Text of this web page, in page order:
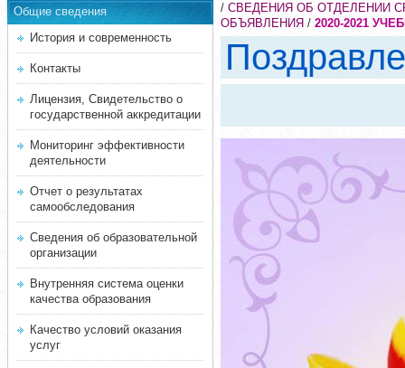
Общие сведения
История и современность
Контакты
Лицензия, Свидетельство о
государственной аккредитации
Мониторинг эффективности
деятельности
Отчет о результатах
самообследования
Сведения об образовательной
организации
Внутренняя система оценки
качества образования
Качество условий оказания
услуг
/ СВЕДЕНИЯ ОБ ОТДЕЛЕНИИ
ОБЪЯВЛЕНИЯ / 2020-2021